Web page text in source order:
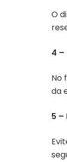
O
4 –
No
da
5 –